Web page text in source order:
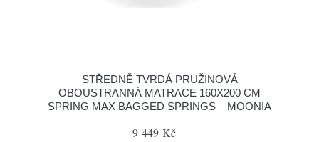
STŘEDNĚ TVRDÁ PRUŽINOVÁ
OBOUSTRANNÁ MATRACE 160X200 CM
SPRING MAX BAGGED SPRINGS – MOONIA
9 449 Kč